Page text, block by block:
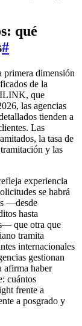
qué
#
primera dimensión
de la
que
las agencias
tienden a
Las
la tasa de
y las
experiencia
se habrá
—desde
hasta
que otra que
tramita
internacionales
gestionan
afirma haber
cuántos
frente a
a posgrado y